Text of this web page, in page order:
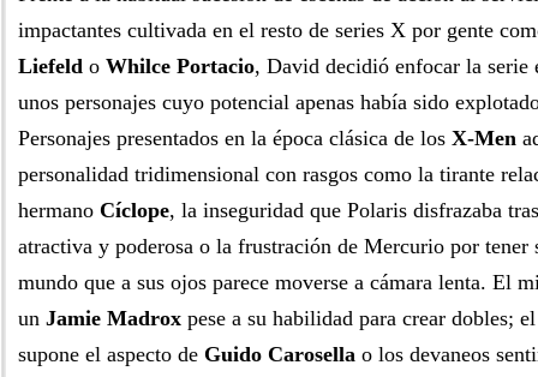
impactantes cultivada en el resto de series X por gente
Liefeld o Whilce Portacio, David decidió enfocar la serie
unos personajes cuyo potencial apenas había sido
Personajes presentados en la época clásica de los X-Men
personalidad tridimensional con rasgos como la tirante
hermano Cíclope, la inseguridad que Polaris disfrazaba
atractiva y poderosa o la frustración de Mercurio por tener
mundo que a sus ojos parece moverse a cámara lenta. El
un Jamie Madrox pese a su habilidad para crear dobles;
supone el aspecto de Guido Carosella o los devaneos